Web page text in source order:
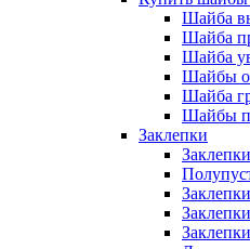
Шайба
Шайба
Шайба
Шайбы
Шайба
Шайбы
Заклепки